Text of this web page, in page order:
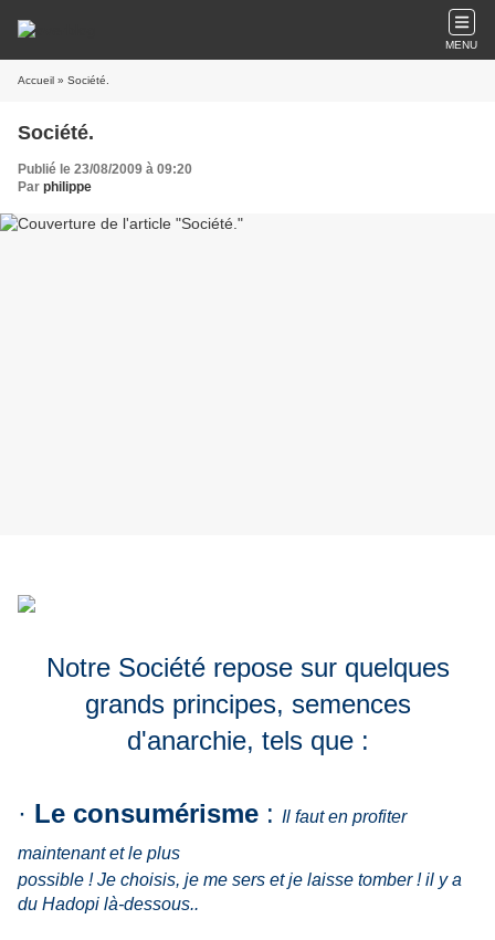
MENU
Accueil » Société.
Société.
Publié le 23/08/2009 à 09:20
Par philippe
Notre Société repose sur quelques
grands principes, semences
d'anarchie, tels que :
· Le consumérisme : Il faut en profiter
maintenant et le plus
possible ! Je choisis, je me sers et je laisse tomber ! il y a
du Hadopi là-dessous..